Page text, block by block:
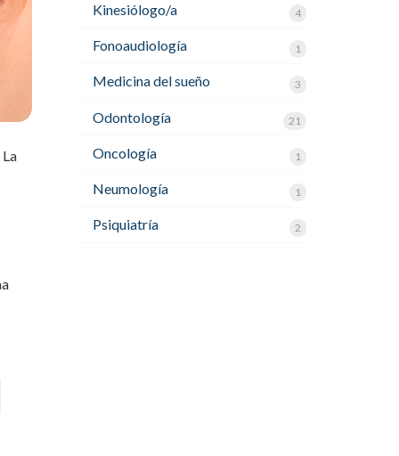
Kinesiólogo/a 4
Fonoaudiología 1
Medicina del sueño 3
Odontología 21
Oncología 1
Neumología 1
Psiquiatría 2